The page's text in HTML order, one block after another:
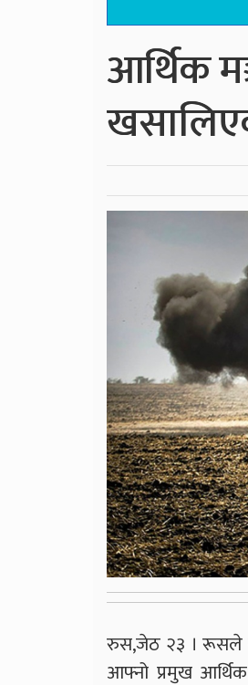
आर्थिक
रुस,जेठ २३ । रूसले
आफ्नो प्रमुख